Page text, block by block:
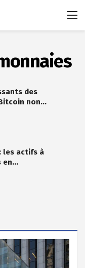
des
non…
les actifs à
en…